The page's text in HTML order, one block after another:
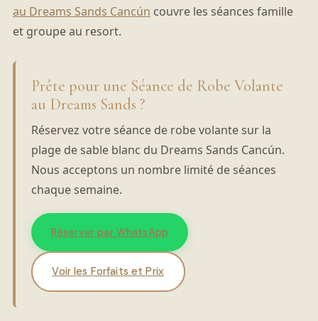
au Dreams Sands Cancún couvre les séances famille
et groupe au resort.
Prête pour une Séance de Robe Volante
au Dreams Sands ?
Réservez votre séance de robe volante sur la
plage de sable blanc du Dreams Sands Cancún.
Nous acceptons un nombre limité de séances
chaque semaine.
Réserver par WhatsApp
Voir les Forfaits et Prix